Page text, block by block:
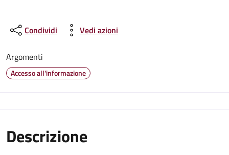
Condividi Vedi azioni
Argomenti
Accesso all'informazione
Descrizione